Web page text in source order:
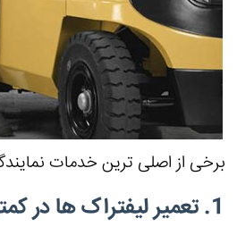
برخی از اصلی ترین خدمات
1. تعمیر لیفتراک ها در کمترین زمان